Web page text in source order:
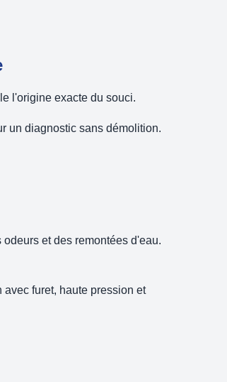
l'origine exacte du souci.
un diagnostic sans démolition.
et des remontées d'eau.
furet, haute pression et